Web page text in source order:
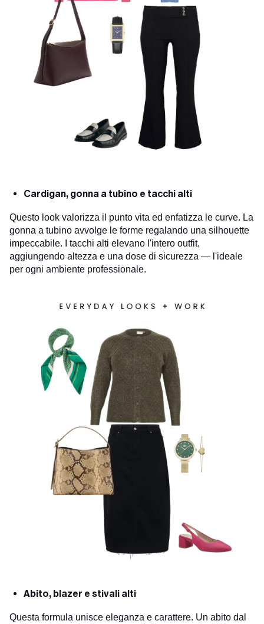
Cardigan, gonna a tubino e tacchi alti
Questo look valorizza il punto vita ed enfatizza le curve. La
gonna a tubino avvolge le forme regalando una silhouette
impeccabile. I tacchi alti elevano l'intero outfit,
aggiungendo altezza e una dose di sicurezza — l'ideale
per ogni ambiente professionale.
Abito, blazer e stivali alti
Questa formula unisce eleganza e carattere. Un abito dal